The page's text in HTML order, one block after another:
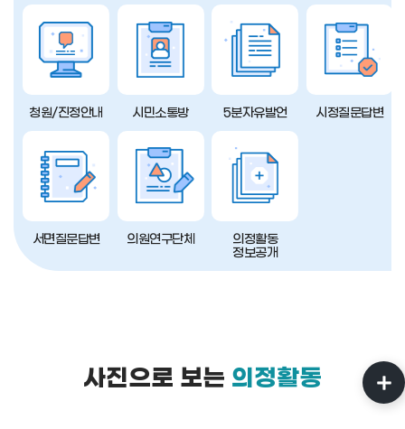
청원/진정안내 시민소통방 5분자유발언 시정질문답변
서면질문답변 의원연구단체
의정활동
정보공개
사진으로 보는 의정활동